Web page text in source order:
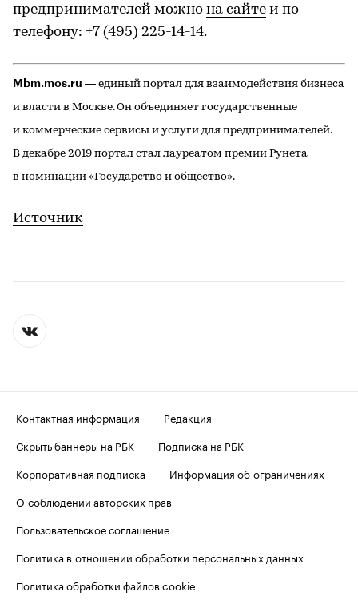
предпринимателей можно на сайте и по
телефону: +7 (495) 225-14-14.
Mbm.mos.ru — единый портал для взаимодействия бизнеса
и власти в Москве. Он объединяет государственные
и коммерческие сервисы и услуги для предпринимателей.
В декабре 2019 портал стал лауреатом премии Рунета
в номинации «Государство и общество».
Источник
Контактная информация
Редакция
Скрыть баннеры на РБК
Подписка на РБК
Корпоративная подписка
Информация об ограничениях
О соблюдении авторских прав
Пользовательское соглашение
Политика в отношении обработки персональных данных
Политика обработки файлов cookie